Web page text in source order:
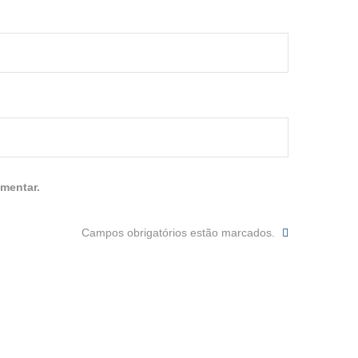
Campos obrigatórios estão marcados.